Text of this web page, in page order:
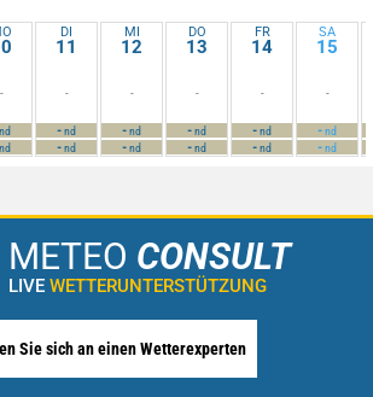
-
nd
nd
DI
11
-
-nd
-nd
MI
12
-
-nd
-nd
DO
13
-
-nd
-nd
FR
14
-
-nd
-nd
SA
15
-
-nd
-nd
METEO CONSULT
LIVE WETTERUNTERSTÜTZUNG
Sie sich an einen Wetterexperten